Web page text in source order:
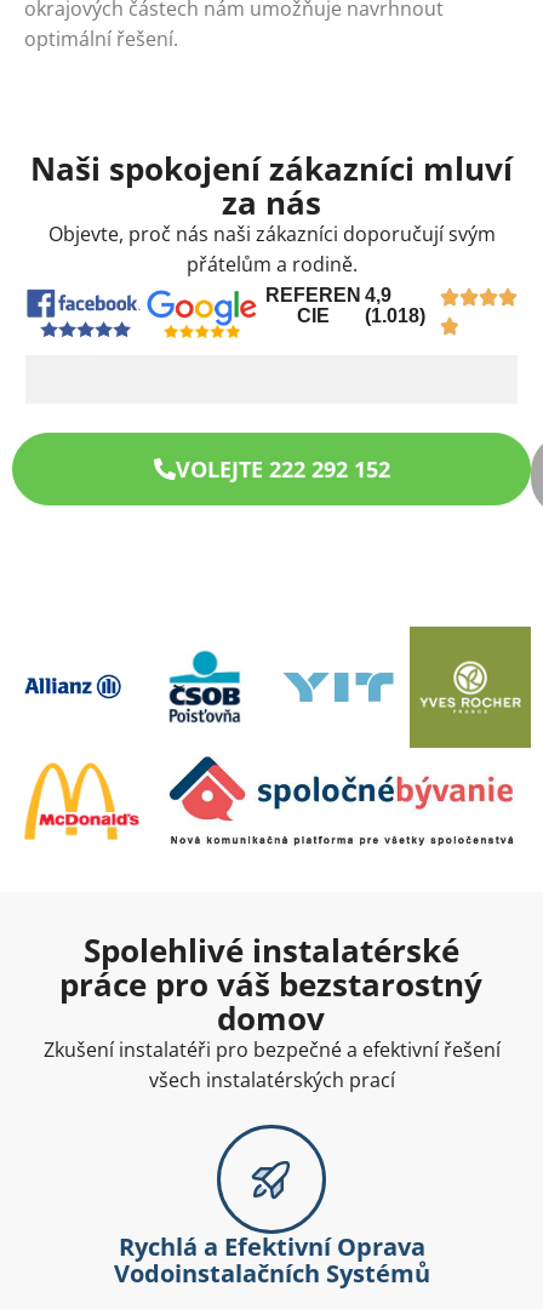
okrajových částech nám umožňuje navrhnout
optimální řešení.
Naši spokojení zákazníci mluví
za nás
Objevte, proč nás naši zákazníci doporučují svým
přátelům a rodině.
REFEREN
CIE
4,9
(1.018)
VOLEJTE 222 292 152
Spolehlivé instalatérské
práce pro váš bezstarostný
domov
Zkušení instalatéři pro bezpečné a efektivní řešení
všech instalatérských prací
Rychlá a Efektivní Oprava
Vodoinstalačních Systémů